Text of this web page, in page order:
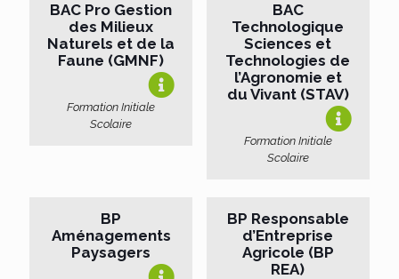
BAC Pro Gestion
des Milieux
Naturels et de la
Faune (GMNF)
Formation Initiale
Scolaire
BAC
Technologique
Sciences et
Technologies de
l’Agronomie et
du Vivant (STAV)
Formation Initiale
Scolaire
BP
Aménagements
Paysagers
BP Responsable
d’Entreprise
Agricole (BP
REA)